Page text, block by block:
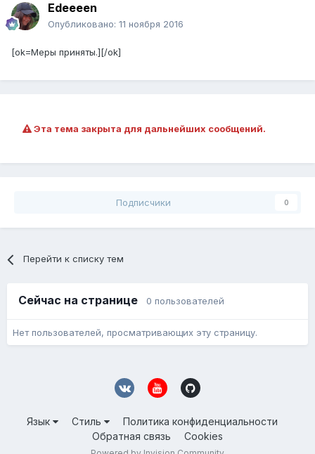
Edeeeen
Опубликовано: 11 ноября 2016
[ok=Меры приняты.][/ok]
Эта тема закрыта для дальнейших сообщений.
Подписчики 0
Перейти к списку тем
Сейчас на странице 0 пользователей
Нет пользователей, просматривающих эту страницу.
Язык Стиль
Политика конфиденциальности
Обратная связь
Cookies